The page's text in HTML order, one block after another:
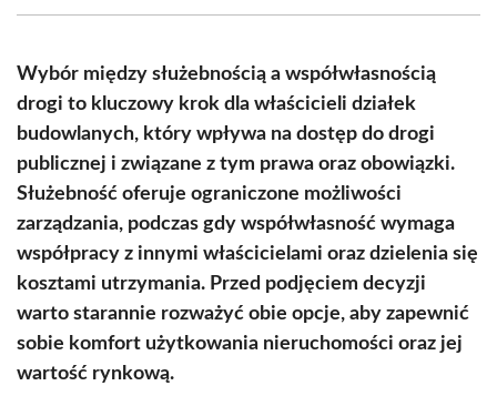
(Twitter)
Wybór między służebnością a współwłasnością
drogi to kluczowy krok dla właścicieli działek
budowlanych, który wpływa na dostęp do drogi
publicznej i związane z tym prawa oraz obowiązki.
Służebność oferuje ograniczone możliwości
zarządzania, podczas gdy współwłasność wymaga
współpracy z innymi właścicielami oraz dzielenia się
kosztami utrzymania. Przed podjęciem decyzji
warto starannie rozważyć obie opcje, aby zapewnić
sobie komfort użytkowania nieruchomości oraz jej
wartość rynkową.